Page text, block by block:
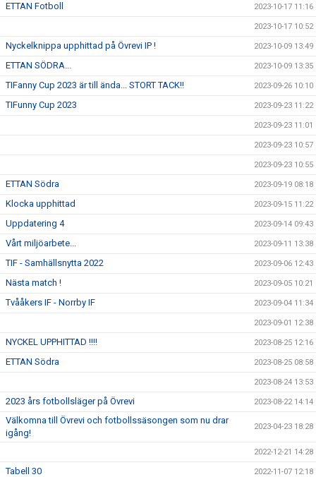
ETTAN Fotboll 2023-10-17 11:16
2023-10-17 10:52
Nyckelknippa upphittad på Övrevi IP ! 2023-10-09 13:49
ETTAN SÖDRA... 2023-10-09 13:35
TIFanny Cup 2023 är till ända... STORT TACK!! 2023-09-26 10:10
TIFunny Cup 2023 2023-09-23 11:22
2023-09-23 11:01
2023-09-23 10:57
2023-09-23 10:55
ETTAN Södra 2023-09-19 08:18
Klocka upphittad 2023-09-15 11:22
Uppdatering 4 2023-09-14 09:43
Vårt miljöarbete... 2023-09-11 13:38
TIF - Samhällsnytta 2022 2023-09-06 12:43
Nästa match ! 2023-09-05 10:21
Tvååkers IF - Norrby IF 2023-09-04 11:34
2023-09-01 12:38
NYCKEL UPPHITTAD !!!! 2023-08-25 12:16
ETTAN Södra 2023-08-25 08:58
2023-08-24 13:53
2023 års fotbollsläger på Övrevi 2023-08-22 14:14
Välkomna till Övrevi och fotbollssäsongen som nu drar
igång!
2023-04-23 18:28
2022-12-21 14:28
Tabell 30 2022-11-07 12:18